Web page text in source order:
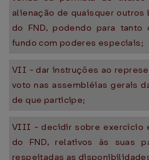
alienação de quaisquer
do FND, podendo para tanto
fundo com poderes especiais;
VII - dar instruções ao
voto nas assembléias gerais
de que participe;
VIII - decidir sobre exercício
do FND, relativos às suas
respeitadas as